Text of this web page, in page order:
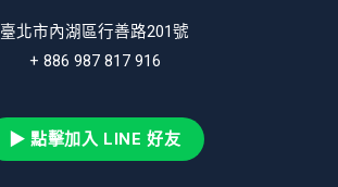
臺北市內湖區行善路201號
+ 886 987 817 916
▶ 點擊加入 LINE 好友